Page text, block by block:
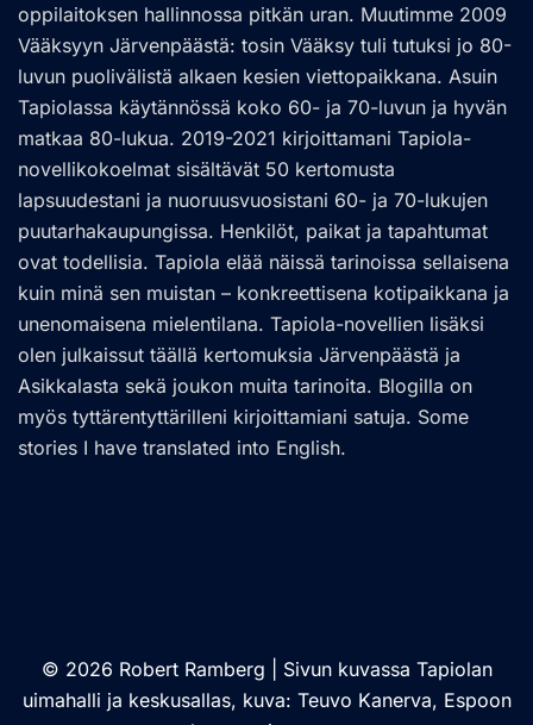
oppilaitoksen hallinnossa pitkän uran. Muutimme 2009
Vääksyyn Järvenpäästä: tosin Vääksy tuli tutuksi jo 80-
luvun puolivälistä alkaen kesien viettopaikkana. Asuin
Tapiolassa käytännössä koko 60- ja 70-luvun ja hyvän
matkaa 80-lukua. 2019-2021 kirjoittamani Tapiola-
novellikokoelmat sisältävät 50 kertomusta
lapsuudestani ja nuoruusvuosistani 60- ja 70-lukujen
puutarhakaupungissa. Henkilöt, paikat ja tapahtumat
ovat todellisia. Tapiola elää näissä tarinoissa sellaisena
kuin minä sen muistan – konkreettisena kotipaikkana ja
unenomaisena mielentilana. Tapiola-novellien lisäksi
olen julkaissut täällä kertomuksia Järvenpäästä ja
Asikkalasta sekä joukon muita tarinoita. Blogilla on
myös tyttärentyttärilleni kirjoittamiani satuja. Some
stories I have translated into English.
© 2026 Robert Ramberg | Sivun kuvassa Tapiolan
uimahalli ja keskusallas, kuva: Teuvo Kanerva, Espoon